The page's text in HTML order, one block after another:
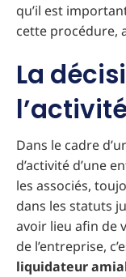
qu’il est
cette procédure,
La
Dans le cadre
d’activité d’une
les associés,
dans les statuts
avoir lieu afin de
de l’entreprise,
liquidateur